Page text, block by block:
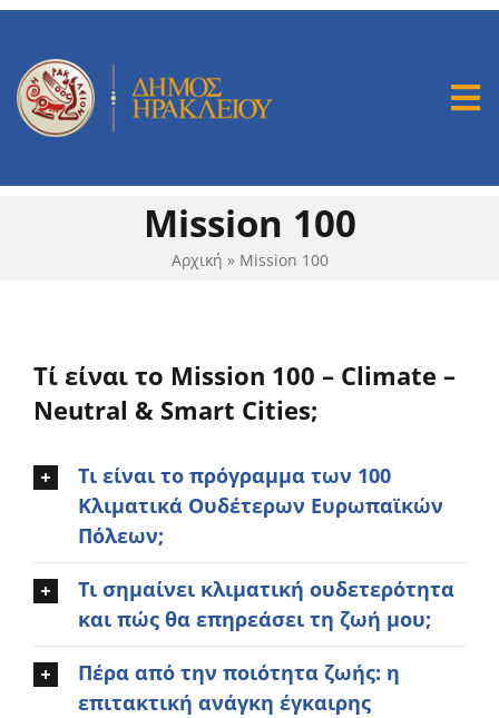
Μετάβαση
περιεχόμενο
Mission 100
Διαβούλευση
Δράσεις
Νέα/Άρθρα
Επικοινωνία
Είσοδος
Mission 100
Αρχική » Mission 100
Τί είναι το Mission 100 – Climate –
Neutral & Smart Cities;
Τι είναι το πρόγραμμα των 100
Κλιματικά Ουδέτερων Ευρωπαϊκών
Πόλεων;
Τι σημαίνει κλιματική ουδετερότητα
και πώς θα επηρεάσει τη ζωή μου;
Πέρα από την ποιότητα ζωής: η
επιτακτική ανάγκη έγκαιρης